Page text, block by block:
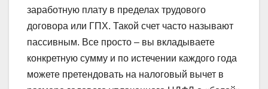
заработную плату в пределах трудового
договора или ГПХ. Такой счет часто называют
пассивным. Все просто – вы вкладываете
конкретную сумму и по истечении каждого года
можете претендовать на налоговый вычет в